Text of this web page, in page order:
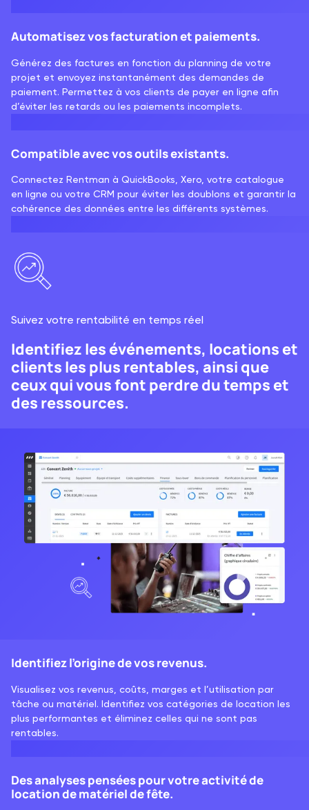
Automatisez vos facturation et paiements.
Générez des factures en fonction du planning de votre
projet et envoyez instantanément des demandes de
paiement. Permettez à vos clients de payer en ligne afin
d’éviter les retards ou les paiements incomplets.
Compatible avec vos outils existants.
Connectez Rentman à QuickBooks, Xero, votre catalogue
en ligne ou votre CRM pour éviter les doublons et garantir la
cohérence des données entre les différents systèmes.
Suivez votre rentabilité en temps réel
Identifiez les événements, locations et
clients les plus rentables, ainsi que
ceux qui vous font perdre du temps et
des ressources.
Identifiez l’origine de vos revenus.
Visualisez vos revenus, coûts, marges et l’utilisation par
tâche ou matériel. Identifiez vos catégories de location les
plus performantes et éliminez celles qui ne sont pas
rentables.
Des analyses pensées pour votre activité de
location de matériel de fête.